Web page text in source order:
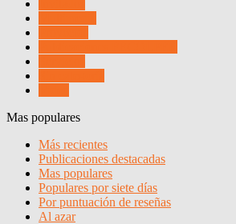
Mas populares
Más recientes
Publicaciones destacadas
Mas populares
Populares por siete días
Por puntuación de reseñas
Al azar